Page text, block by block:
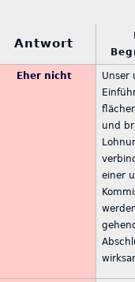
Antwort
Eher nicht
Unser
und
einer